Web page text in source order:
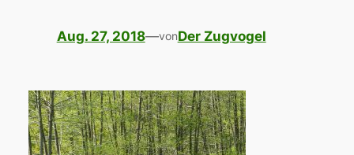
Aug. 27, 2018—vonDer Zugvogel